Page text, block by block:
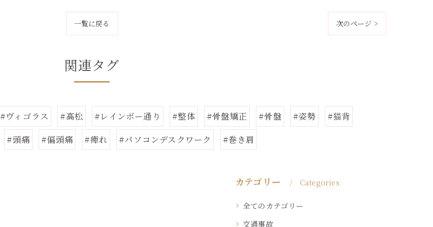
一覧に戻る 次のページ >
関連タグ
#ヴィゴラス #高松 #レインボー通り #整体 #骨盤矯正 #骨盤 #姿勢
#猫背
#頭痛 #偏頭痛 #痺れ #パソコンデスクワーク #巻き肩
カテゴリー Categories
全てのカテゴリー
交通事故